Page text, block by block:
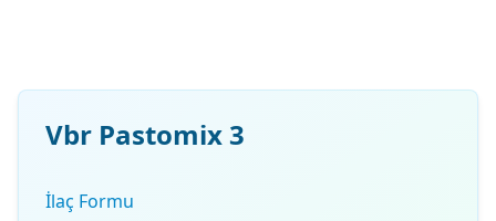
Vbr Pastomix 3
İlaç Formu